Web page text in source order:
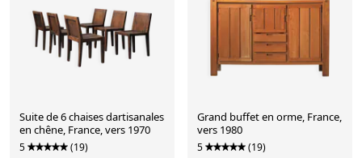
Suite de 6 chaises dartisanales
en chêne, France, vers 1970
5 (19)
Grand buffet en orme, France,
vers 1980
5 (19)